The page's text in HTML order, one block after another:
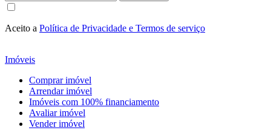
Aceito a Política de Privacidade e Termos de serviço
Imóveis
Comprar imóvel
Arrendar imóvel
Imóveis com 100% financiamento
Avaliar imóvel
Vender imóvel